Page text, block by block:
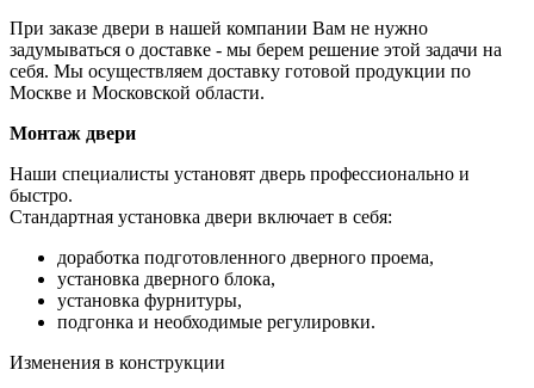
При заказе двери в нашей компании Вам не нужно
задумываться о доставке - мы берем решение этой задачи на
себя. Мы осуществляем доставку готовой продукции по
Москве и Московской области.
Монтаж двери
Наши специалисты установят дверь профессионально и
быстро.
Стандартная установка двери включает в себя:
доработка подготовленного дверного проема,
установка дверного блока,
установка фурнитуры,
подгонка и необходимые регулировки.
Изменения в конструкции